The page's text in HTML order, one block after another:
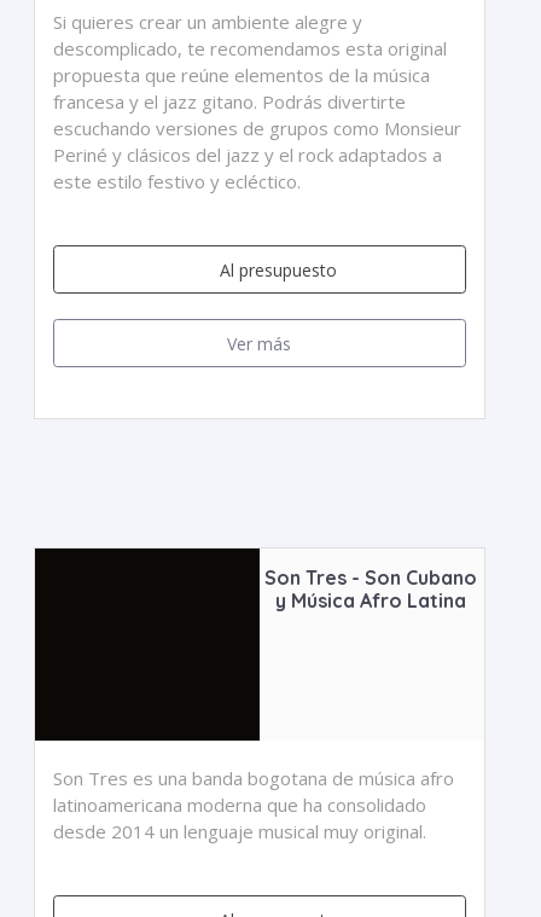
Si quieres crear un ambiente alegre y
descomplicado, te recomendamos esta original
propuesta que reúne elementos de la música
francesa y el jazz gitano. Podrás divertirte
escuchando versiones de grupos como Monsieur
Periné y clásicos del jazz y el rock adaptados a
este estilo festivo y ecléctico.
Al presupuesto
Ver más
Son Tres - Son Cubano
y Música Afro Latina
Son Tres es una banda bogotana de música afro
latinoamericana moderna que ha consolidado
desde 2014 un lenguaje musical muy original.